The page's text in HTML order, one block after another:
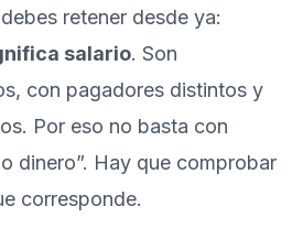
retener desde ya:
salario. Son
con pagadores distintos y
Por eso no basta con
dinero”. Hay que comprobar
corresponde.